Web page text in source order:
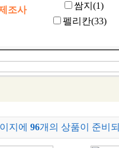
조사
쌈지(1)
펠리칸(33)
지에 96개의 상품이 준비